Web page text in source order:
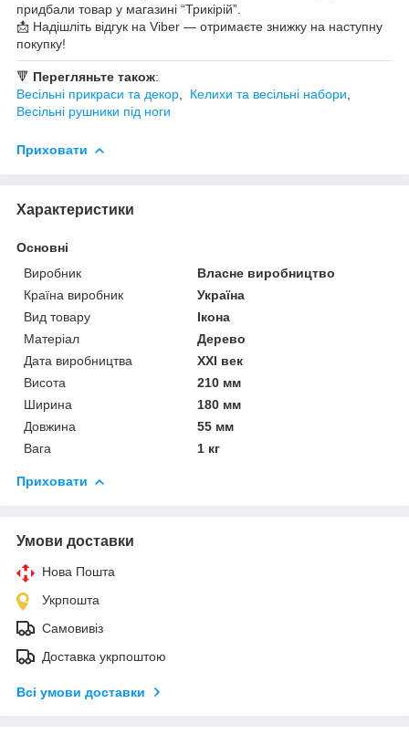
придбали товар у магазині “Трикірій”.
📩 Надішліть відгук на Viber — отримаєте знижку на наступну
покупку!
🔻 Перегляньте також:
Весільні прикраси та декор
Келихи та весільні набори
Весільні рушники під ноги
Приховати
Характеристики
Основні
Виробник
Власне виробництво
Країна виробник
Україна
Вид товару
Ікона
Матеріал
Дерево
Дата виробництва
XXI век
Висота
210 мм
Ширина
180 мм
Довжина
55 мм
Вага
1 кг
Приховати
Умови доставки
Нова Пошта
Укрпошта
Самовивіз
Доставка укрпоштою
Всі умови доставки